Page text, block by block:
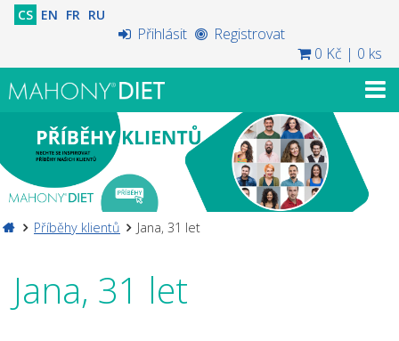
CS EN FR RU
Přihlásit
Registrovat
0 Kč | 0 ks
Příběhy klientů Jana, 31 let
Jana, 31 let